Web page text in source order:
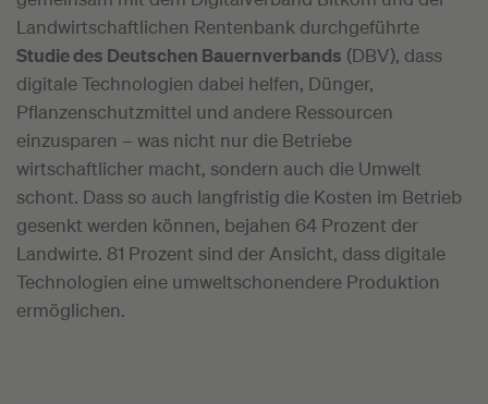
Landwirtschaftlichen Rentenbank durchgeführte
Studie des Deutschen Bauernverbands (DBV), dass
digitale Technologien dabei helfen, Dünger,
Pflanzenschutzmittel und andere Ressourcen
einzusparen – was nicht nur die Betriebe
wirtschaftlicher macht, sondern auch die Umwelt
schont. Dass so auch langfristig die Kosten im Betrieb
gesenkt werden können, bejahen 64 Prozent der
Landwirte. 81 Prozent sind der Ansicht, dass digitale
Technologien eine umweltschonendere Produktion
ermöglichen.